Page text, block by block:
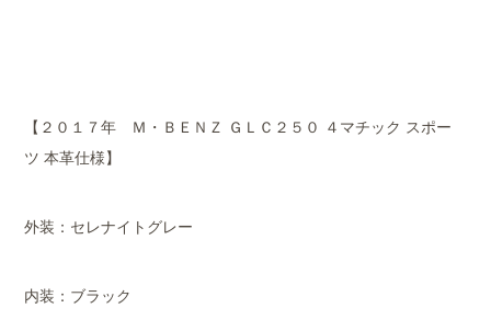
【２０１７年 Ｍ・ＢＥＮＺ ＧＬＣ２５０ ４マチック スポー
ツ 本革仕様】
外装：セレナイトグレー
内装：ブラック